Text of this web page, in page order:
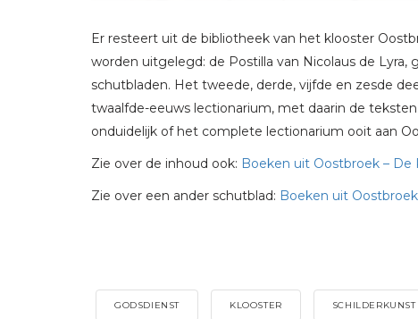
Er resteert uit de bibliotheek van het klooster
worden uitgelegd: de Postilla van Nicolaus de
schutbladen. Het tweede, derde, vijfde en zesde
twaalfde-eeuws lectionarium, met daarin de
onduidelijk of het complete lectionarium ooit aan
Zie over de inhoud ook: Boeken uit Oostbroek – De
Zie over een ander schutblad: Boeken uit
GODSDIENST KLOOSTER SCHILDERKUNST